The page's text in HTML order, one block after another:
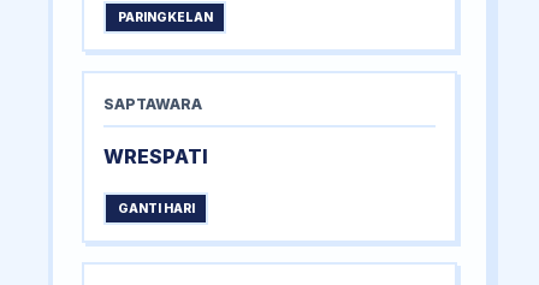
PARINGKELAN
SAPTAWARA
WRESPATI
GANTI HARI